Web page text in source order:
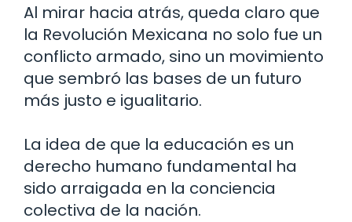
Al mirar hacia atrás, queda claro que
la Revolución Mexicana no solo fue un
conflicto armado, sino un movimiento
que sembró las bases de un futuro
más justo e igualitario.
La idea de que la educación es un
derecho humano fundamental ha
sido arraigada en la conciencia
colectiva de la nación.